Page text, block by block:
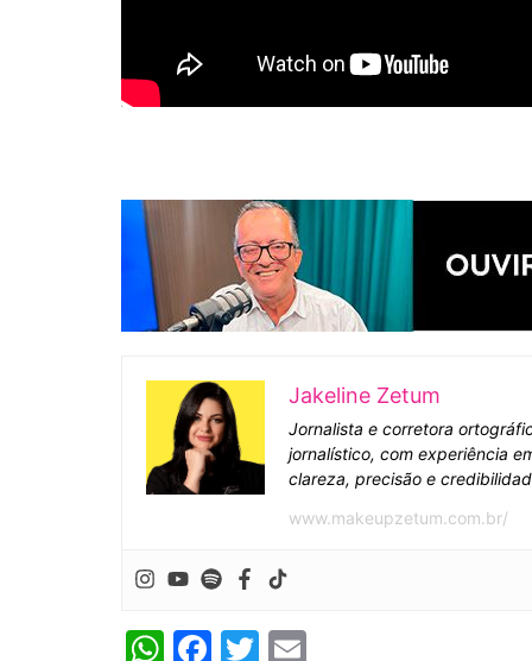
Jakeline Zetum
Jornalista e corretora
jornalístico, com experiência
clareza, precisão e
www.makeupzetum.com.br/
W F T